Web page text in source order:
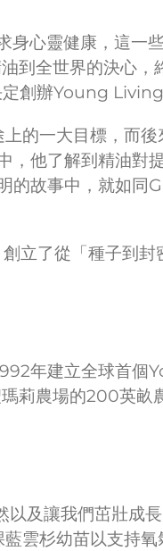
心靈健康，這一
到全世界的決心，
創辦Young Living
的一大目標，而
，他了解到精油對
故事中，就如同
立了從「種子到封
年建立全球首
莉農場的200英畝
及讓我們茁壯成
雲杉幼苗以支持氧